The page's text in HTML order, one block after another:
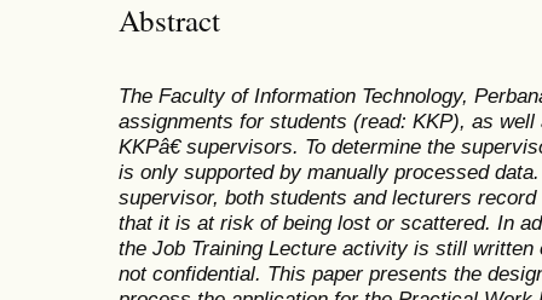
Abstract
The Faculty of Information Technology,
assignments for students (read: KKP), as
KKPâ€ supervisors. To determine the
is only supported by manually processed
supervisor, both students and lecturers
that it is at risk of being lost or scattered. In
the Job Training Lecture activity is still
not confidential. This paper presents the